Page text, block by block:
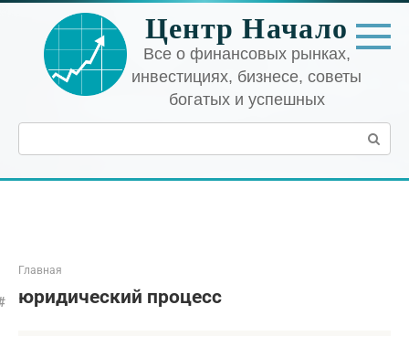
Перейти
контенту
Центр Начало
Все о финансовых рынках,
инвестициях, бизнесе, советы
богатых и успешных
Поиск:
Главная
юридический процесс